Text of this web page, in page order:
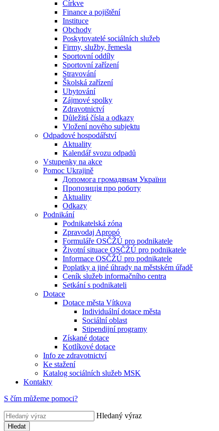
Církve
Finance a pojištění
Instituce
Obchody
Poskytovatelé sociálních služeb
Firmy, služby, řemesla
Sportovní oddíly
Sportovní zařízení
Stravování
Školská zařízení
Ubytování
Zájmové spolky
Zdravotnictví
Důležitá čísla a odkazy
Vložení nového subjektu
Odpadové hospodářství
Aktuality
Kalendář svozu odpadů
Vstupenky na akce
Pomoc Ukrajině
Допомога громадянам України
Пропозиція про роботу
Aktuality
Odkazy
Podnikání
Podnikatelská zóna
Zpravodaj Apropó
Formuláře OSČŽÚ pro podnikatele
Životní situace OSČŽÚ pro podnikatele
Informace OSČŽÚ pro podnikatele
Poplatky a jiné úhrady na městském úřadě
Ceník služeb informačního centra
Setkání s podnikateli
Dotace
Dotace města Vítkova
Individuální dotace města
Sociální oblast
Stipendijní programy
Získané dotace
Kotlíkové dotace
Info ze zdravotnictví
Ke stažení
Katalog sociálních služeb MSK
Kontakty
S čím můžeme pomoci?
Hledaný výraz
Hledat